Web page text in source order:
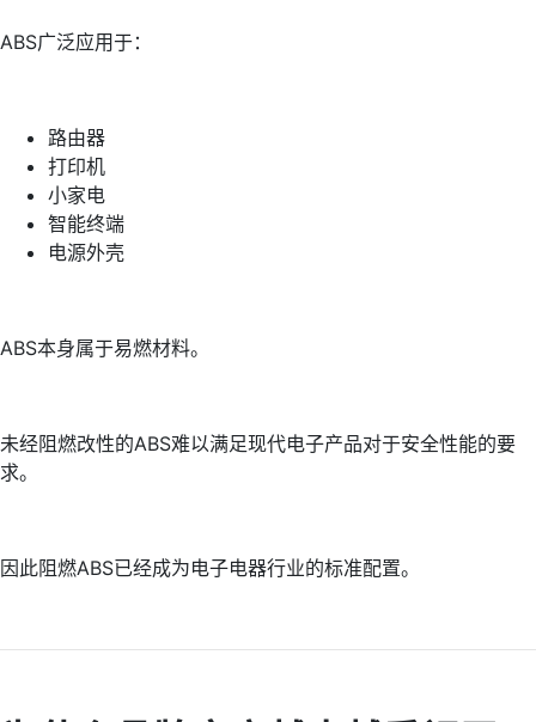
ABS广泛应用于：
路由器
打印机
小家电
智能终端
电源外壳
ABS本身属于易燃材料。
未经阻燃改性的ABS难以满足现代电子产品对于安全性能的要
求。
因此阻燃ABS已经成为电子电器行业的标准配置。